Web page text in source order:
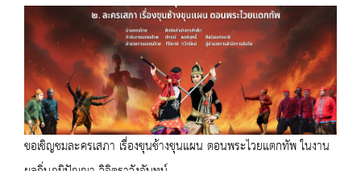
ขอเชิญชมละครเสภา เรื่องขุนช้างขุนแผน ตอนพระไวยแตกทัพ ในงาน